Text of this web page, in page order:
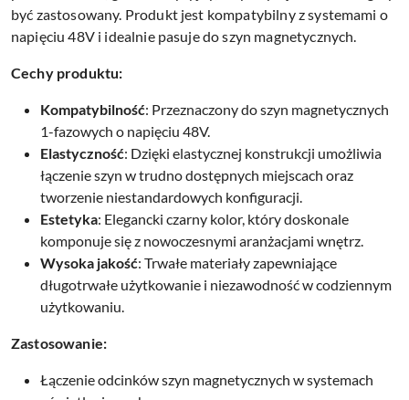
być zastosowany. Produkt jest kompatybilny z systemami o
napięciu 48V i idealnie pasuje do szyn magnetycznych.
Cechy produktu:
Kompatybilność: Przeznaczony do szyn magnetycznych
1-fazowych o napięciu 48V.
Elastyczność: Dzięki elastycznej konstrukcji umożliwia
łączenie szyn w trudno dostępnych miejscach oraz
tworzenie niestandardowych konfiguracji.
Estetyka: Elegancki czarny kolor, który doskonale
komponuje się z nowoczesnymi aranżacjami wnętrz.
Wysoka jakość: Trwałe materiały zapewniające
długotrwałe użytkowanie i niezawodność w codziennym
użytkowaniu.
Zastosowanie:
Łączenie odcinków szyn magnetycznych w systemach